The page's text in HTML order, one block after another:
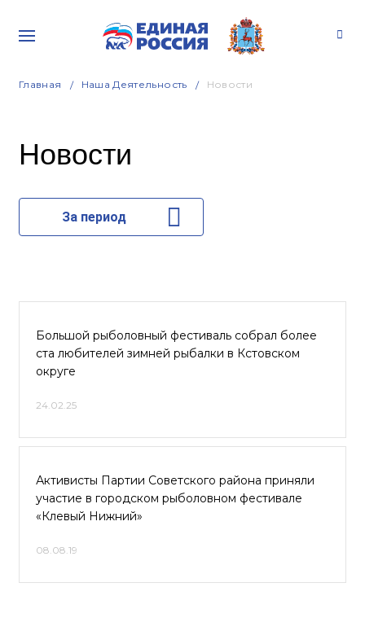
Главная Наша Деятельность Новости
Новости
За период
Большой рыболовный фестиваль собрал более
ста любителей зимней рыбалки в Кстовском
округе
24.02.25
Активисты Партии Советского района приняли
участие в городском рыболовном фестивале
«Клевый Нижний»
08.08.19